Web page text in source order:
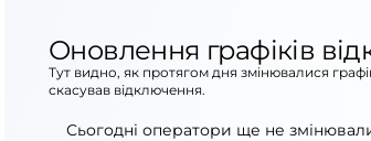
Оновлення графіків
Тут видно, як протягом дня змінювалися
скасував відключення.
Сьогодні оператори ще не